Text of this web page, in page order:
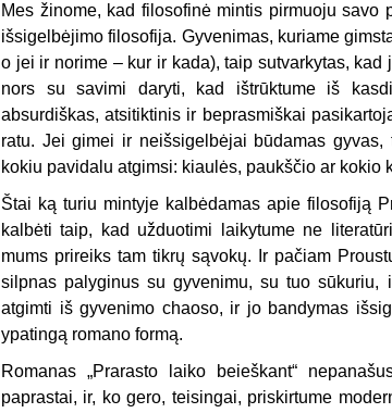
Mes žinome, kad filosofinė mintis pirmuoju
išsigelbėjimo filosofija. Gyvenimas, kuriame
o jei ir norime – kur ir kada), taip sutvarkytas,
nors su savimi daryti, kad ištrūktume iš
absurdiškas, atsitiktinis ir beprasmiškai
ratu. Jei gimei ir neišsigelbėjai būdamas
kokiu pavidalu atgimsi: kiaulės, paukščio ar kokio
Štai ką turiu mintyje kalbėdamas apie filosofiją
kalbėti taip, kad užduotimi laikytume ne
mums prireiks tam tikrų sąvokų. Ir pačiam
silpnas palyginus su gyvenimu, su tuo
atgimti iš gyvenimo chaoso, ir jo bandymas
ypatingą romano formą.
Romanas „Prarasto laiko beieškant“
paprastai, ir, ko gero, teisingai, priskirtume